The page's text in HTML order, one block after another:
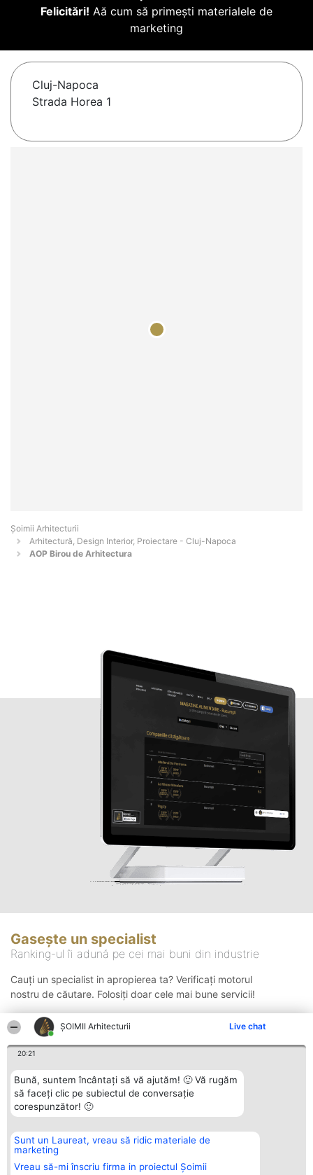
ȘOIMII Arhitecturii Live chat
20:21
Bună, suntem încântați să vă ajutăm! 🙂 Vă rugăm
să faceți clic pe subiectul de conversație
corespunzător! 🙂
Sunt un Laureat, vreau să ridic materiale de
marketing
Vreau să-mi înscriu firma in proiectul Șoimii
Felicitări! Aă cum să primești materialele de
marketing
Cluj-Napoca
Strada Horea 1
Șoimii Arhitecturii
Arhitectură, Design Interior, Proiectare - Cluj-Napoca
AOP Birou de Arhitectura
Gasește un specialist
Ranking-ul îi adună pe cei mai buni din industrie
Cauți un specialist in apropierea ta? Verificați motorul
nostru de căutare. Folosiți doar cele mai bune servicii!
Organizator Ranking
BRIGHT SOLUTIONS BR SRL
Aleea Timisul De Sus 2 Bl. A30
Sc. A Et. 4 Ap. 13 Cod 061952
Plebiscyt
Lista Tuturor
Laureaților
Contact